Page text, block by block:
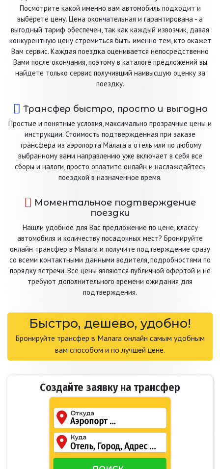
Посмотрите какой именно вам автомобиль подходит и
выберете цену. Цена окончательная и гарантирована - а
выгодный тариф обеспечен, так как каждый извозчик, давая
конкурентную цену стремиться быть именно тем, кто окажет
Вам сервис. Каждая поездка оценивается непосредственно
Вами после окончания, поэтому в каталоге предложений вы
найдете только сервис получивший наивысшую оценку за
поездку.
Трансфер быстро, просто и выгодно
Простые и понятные условия, максимально прозрачные цены и
инструкции. Стоимость подтвержденная при заказе
трансфера из аэропорта Малага в отель или по любому
выбранному вами направлению уже включает в себя все
сборы и налоги, просто оплатите онлайн и наслаждайтесь
поездкой в назначенное время.
Моментальное подтверждение
поездки
Нашли удобное для Вас предложение по цене, классу
автомобиля и количеству посадочных мест? Бронируйте
онлайн трансфер в Малага и получите подтверждение сразу
со всеми контактными данными водителя, подробностями по
порядку встречи. Все цены являются публичной офертой и не
требуют дополнительного времени ожидания для
подтверждения.
Быстро, дешево, удобно!
Бронируйте трансфер в Малага онлайн самым удобным
вам способом и по лучшей цене.
Создайте заявку на трансфер